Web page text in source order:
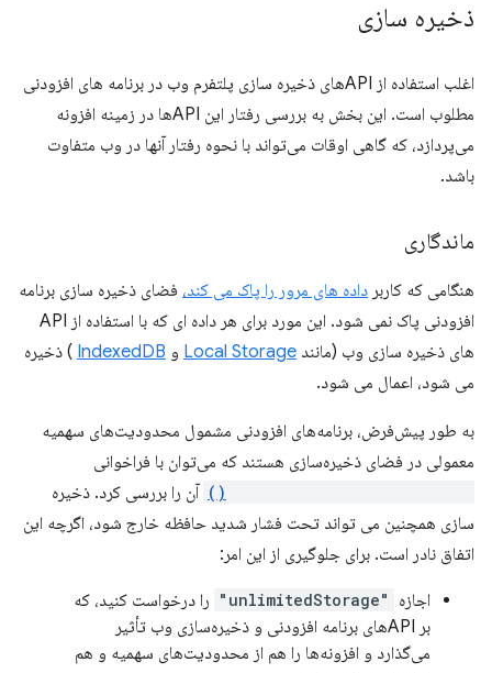
ذخیره سازی
اغلب استفاده از APIهای ذخیره سازی پلتفرم وب در برنامه های افزودنی
مطلوب است. این بخش به بررسی رفتار این APIها در زمینه افزونه
می‌پردازد، که گاهی اوقات می‌تواند با نحوه رفتار آنها در وب متفاوت
باشد.
ماندگاری
هنگامی که کاربر داده های مرور را پاک می کند، فضای ذخیره سازی برنامه
افزودنی پاک نمی شود. این مورد برای هر داده ای که با استفاده از API
های ذخیره سازی وب (مانند Local Storage و IndexedDB ) ذخیره
می شود، اعمال می شود.
به طور پیش‌فرض، برنامه‌های افزودنی مشمول محدودیت‌های سهمیه
معمولی در فضای ذخیره‌سازی هستند که می‌توان با فراخوانی
آن را بررسی کرد. ذخیره
سازی همچنین می تواند تحت فشار شدید حافظه خارج شود، اگرچه این
اتفاق نادر است. برای جلوگیری از این امر:
اجازه "unlimitedStorage"
را درخواست کنید، که
بر APIهای برنامه افزودنی و ذخیره‌سازی وب تأثیر
می‌گذارد و افزونه‌ها را هم از محدودیت‌های سهمیه و هم